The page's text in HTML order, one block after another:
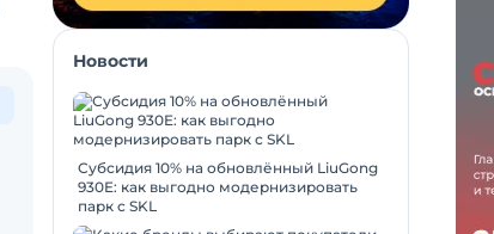
Новости
Субсидия 10% на обновлённый LiuGong
930E: как выгодно модернизировать
парк с SKL